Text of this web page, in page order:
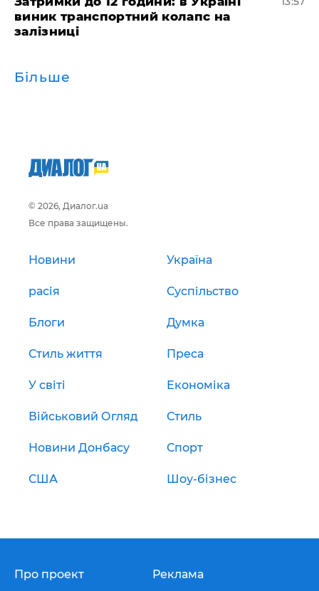
виник транспортний колапс на
залізниці
Більше
© 2026, Диалог.ua
Все права защищены.
Новини Україна
расія Суспільство
Блоги Думка
Стиль життя Преса
У світі Економіка
Військовий Огляд Стиль
Новини Донбасу Спорт
США Шоу-бізнес
Про проект Реклама